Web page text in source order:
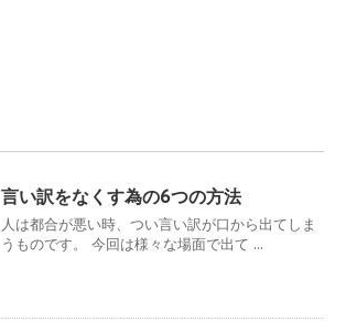
言い訳をなくす為の6つの方法
人は都合が悪い時、つい言い訳が口から出てしま
うものです。 今回は様々な場面で出て ...